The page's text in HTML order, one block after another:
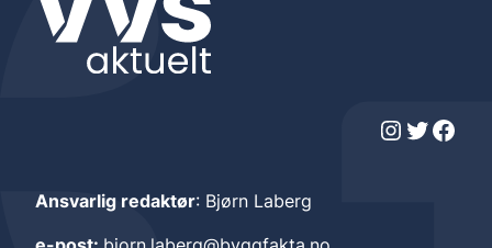
Instagram Twitter Facebook
Ansvarlig redaktør: Bjørn Laberg